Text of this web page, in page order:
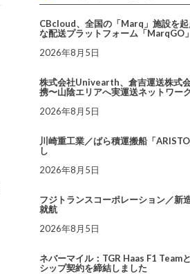
CBcloud、全国の「Marq」施設を起
な配送プラットフォーム「MarqGO
2026年8月5日
株式会社Univearth、倉吉運送株式
携〜山陰エリアへ実運送ネットワー
2026年8月5日
川崎重工業／ばら積運搬船「
し
2026年8月5日
フジトランスコーポレーション／新
就航
2026年8月5日
ネバーマイル：TGR Haas F1 Team
シップ契約を締結しました